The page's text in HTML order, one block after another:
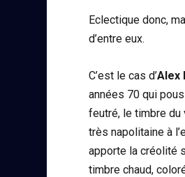
Eclectique donc,
d’entre eux.
C’est le cas d’Alex
années 70 qui
feutré, le timbre
très napolitaine à
apporte la créolité
timbre chaud,